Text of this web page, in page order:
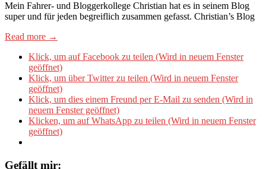
Mein Fahrer- und Bloggerkollege Christian hat es in seinem Blog
super und für jeden begreiflich zusammen gefasst. Christian’s Blog
Read more →
Klick, um auf Facebook zu teilen (Wird in neuem Fenster
geöffnet)
Klick, um über Twitter zu teilen (Wird in neuem Fenster
geöffnet)
Klick, um dies einem Freund per E-Mail zu senden (Wird in
neuem Fenster geöffnet)
Klicken, um auf WhatsApp zu teilen (Wird in neuem Fenster
geöffnet)
Gefällt mir: